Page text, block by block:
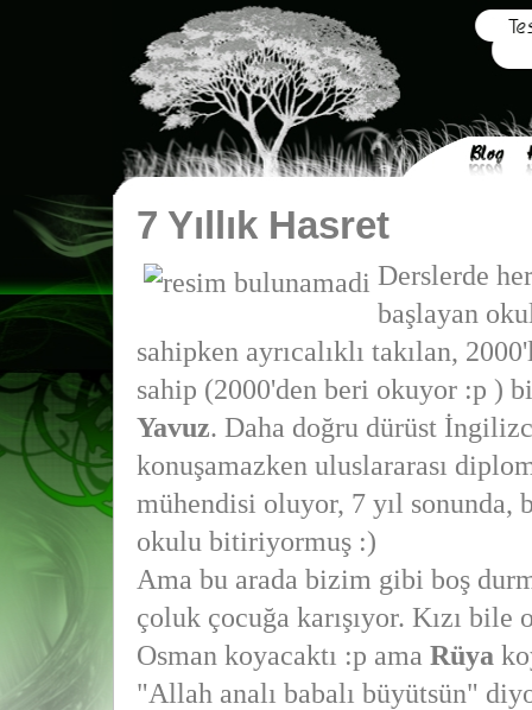
7 Yıllık Hasret
Derslerde
başlayan
sahipken ayrıcalıklı takılan,
sahip (2000'den beri okuyor :p )
Yavuz. Daha doğru dürüst
konuşamazken uluslararası
mühendisi oluyor, 7 yıl sonunda,
okulu bitiriyormuş :)
Ama bu arada bizim gibi boş
çoluk çocuğa karışıyor. Kızı bile
Osman koyacaktı :p ama Rüya
"Allah analı babalı büyütsün"